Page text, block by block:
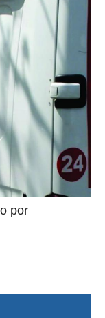
por